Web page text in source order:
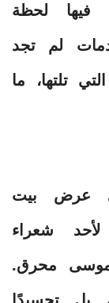
فيها لحظة
لم تجد
تلتها، ما
عرض بيت
لأحد شعراء
موسى محرق.